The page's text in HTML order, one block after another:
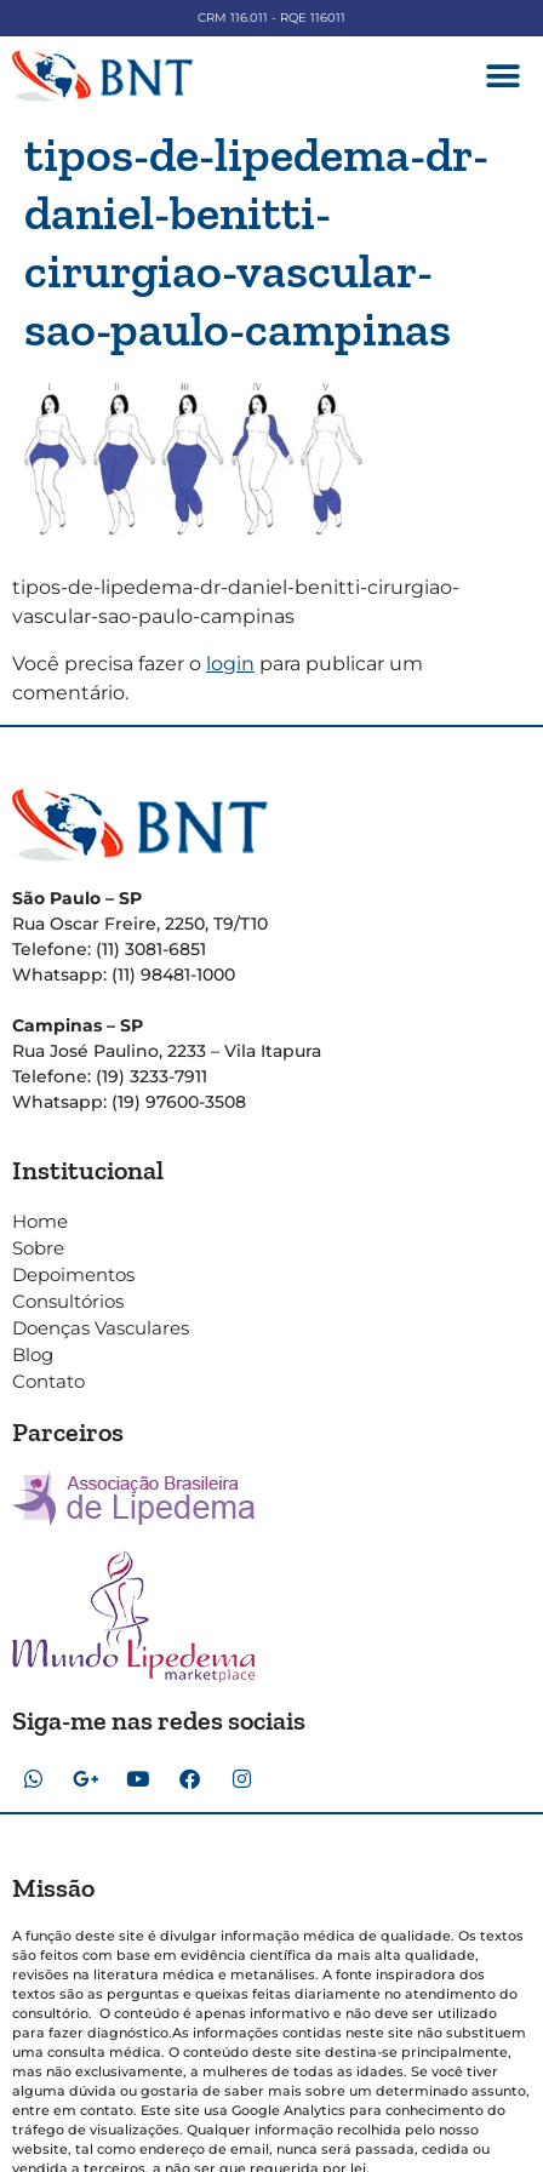
CRM 116.011 - RQE 116011
tipos-de-lipedema-dr-
daniel-benitti-
cirurgiao-vascular-
sao-paulo-campinas
tipos-de-lipedema-dr-daniel-benitti-cirurgiao-
vascular-sao-paulo-campinas
Você precisa fazer o login para publicar um
comentário.
São Paulo – SP
Rua Oscar Freire, 2250, T9/T10
Telefone: (11) 3081-6851
Whatsapp: (11) 98481-1000
Campinas – SP
Rua José Paulino, 2233 – Vila Itapura
Telefone: (19) 3233-7911
Whatsapp: (19) 97600-3508
Institucional
Home
Sobre
Depoimentos
Consultórios
Doenças Vasculares
Blog
Contato
Parceiros
Siga-me nas redes sociais
Missão
A função deste site é divulgar informação médica de qualidade. Os textos
são feitos com base em evidência científica da mais alta qualidade,
revisões na literatura médica e metanálises. A fonte inspiradora dos
textos são as perguntas e queixas feitas diariamente no atendimento do
consultório. O conteúdo é apenas informativo e não deve ser utilizado
para fazer diagnóstico.As informações contidas neste site não substituem
uma consulta médica. O conteúdo deste site destina-se principalmente,
mas não exclusivamente, a mulheres de todas as idades. Se você tiver
alguma dúvida ou gostaria de saber mais sobre um determinado assunto,
entre em contato. Este site usa Google Analytics para conhecimento do
tráfego de visualizações. Qualquer informação recolhida pelo nosso
website, tal como endereço de email, nunca será passada, cedida ou
vendida a terceiros, a não ser que requerida por lei.